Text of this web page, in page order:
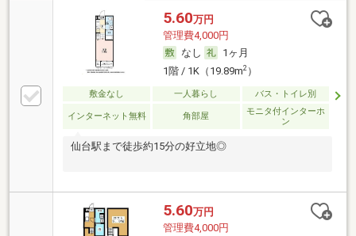
5.60万円
管理費4,000円
なし
1ヶ月
1階 / 1K（19.89m2）
敷金なし 一人暮らし バス・トイレ別
インターネット無料 角部屋
モニタ付インターホ
ン
仙台駅まで徒歩約15分の好立地◎
5.60万円
管理費4,000円